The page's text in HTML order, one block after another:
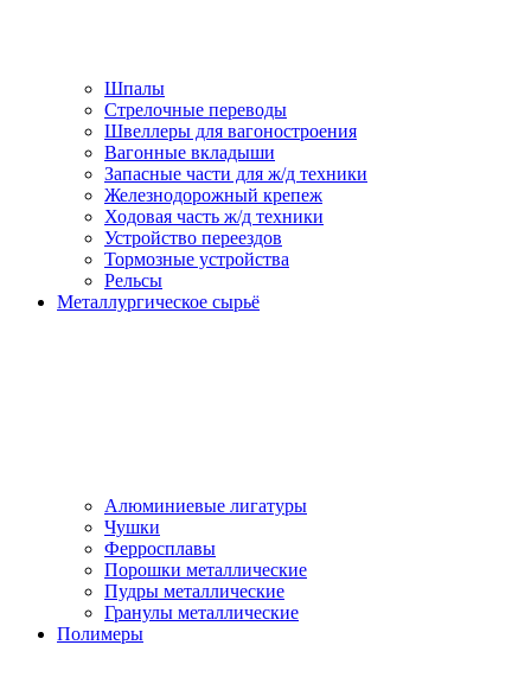
Шпалы
Стрелочные переводы
Швеллеры для вагоностроения
Вагонные вкладыши
Запасные части для ж/д техники
Железнодорожный крепеж
Ходовая часть ж/д техники
Устройство переездов
Тормозные устройства
Рельсы
Металлургическое сырьё
Алюминиевые лигатуры
Чушки
Ферросплавы
Порошки металлические
Пудры металлические
Гранулы металлические
Полимеры